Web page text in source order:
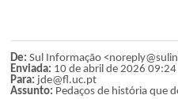
De: Sul Informação
Enviada: 10 de abril de 2026 09:24
Para: jde@fl.uc.pt
Assunto: Pedaços de história que